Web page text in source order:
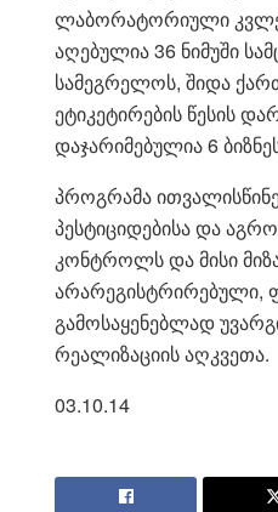
ლაბორატორიული
აღებულია 36 ნიმუში
სამეგრელოს, შიდა
ეტიკეტირების წესის
დაჯარიმებულია 6
პროგრამა
პესტიციდებისა და
კონტროლს და მისი
არარეგისტრირებული,
გამოსაყენებლად
რეალიზაციის აღკვეთა.
03.10.14